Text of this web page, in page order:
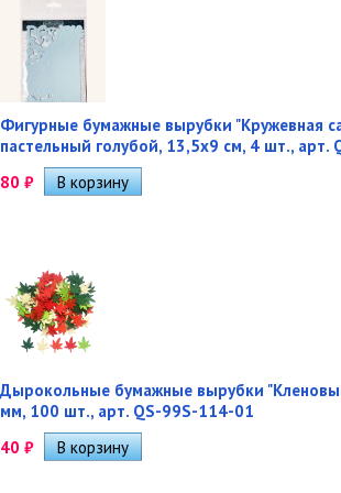
Фигурные бумажные вырубки "Кружевная
пастельный голубой, 13,5х9 см, 4 шт., арт.
80 ₽
Дырокольные бумажные вырубки
мм, 100 шт., арт. QS-99S-114-01
40 ₽